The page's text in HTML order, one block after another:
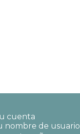
cuenta
nombre de usuario